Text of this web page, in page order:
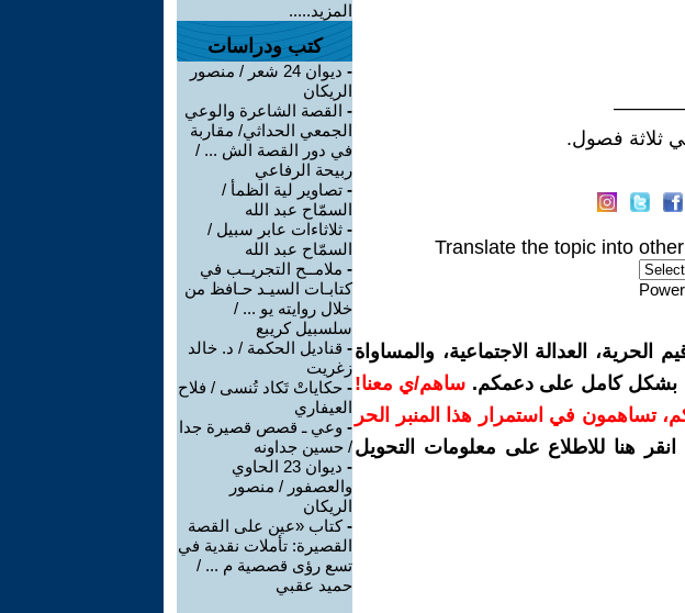
Translate the topic into
العدالة الاجتماعية، والمساواة
بشكل كامل على دعمكم. ساهم/ي معنا!
تساهمون في استمرار هذا المنبر الحر
انقر هنا للاطلاع على معلومات التحويل
المزيد.....
كتب ودراسات
-
ديوان 24 شعر / منصور
الريكان
- القصة الشاعرة والوعي
الجمعي الحداثي/ مقاربة
في دور القصة الش ... /
ربيحة الرفاعي
- تصاوير لية الظمأ /
السمّاح عبد الله
- ثلاثاءات عابر سبيل /
السمّاح عبد الله
- ملامــح التجريــب في
كتابـات السيـد حـافظ من
خلال روايته يو ... /
سلسبيل كريبع
- قناديل الحكمة / د. خالد
زغريت
- حكاياتْ تَكاد تُنسى / فلاح
العيفاري
- وعي ـ قصص قصيرة جدا
/ حسين جداونه
-
ديوان 23 الحاوي
والعصفور / منصور
الريكان
-كتاب «عين على القصة
القصيرة: تأملات نقدية في
تسع رؤى قصصية م ... /
حميد عقبي